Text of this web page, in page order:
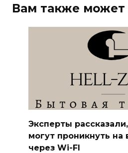
Вам также может
Эксперты
могут проникнуть
через Wi-FI